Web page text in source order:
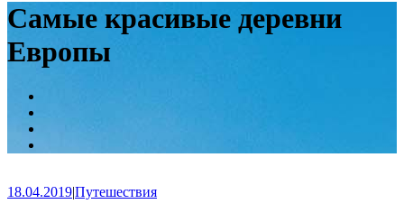
Самые красивые деревни
Европы
18.04.2019|Путешествия